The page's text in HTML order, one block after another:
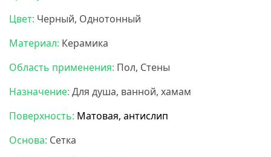
Цвет: Черный, Однотонный
Материал: Керамика
Область применения: Пол, Стены
Назначение: Для душа, ванной, хамам
Поверхность: Матовая, антислип
Основа: Сетка